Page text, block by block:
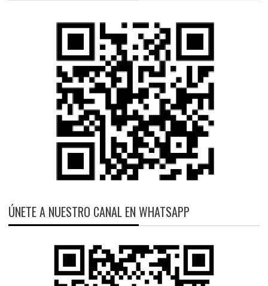
ÚNETE A NUESTRO CANAL EN WHATSAPP